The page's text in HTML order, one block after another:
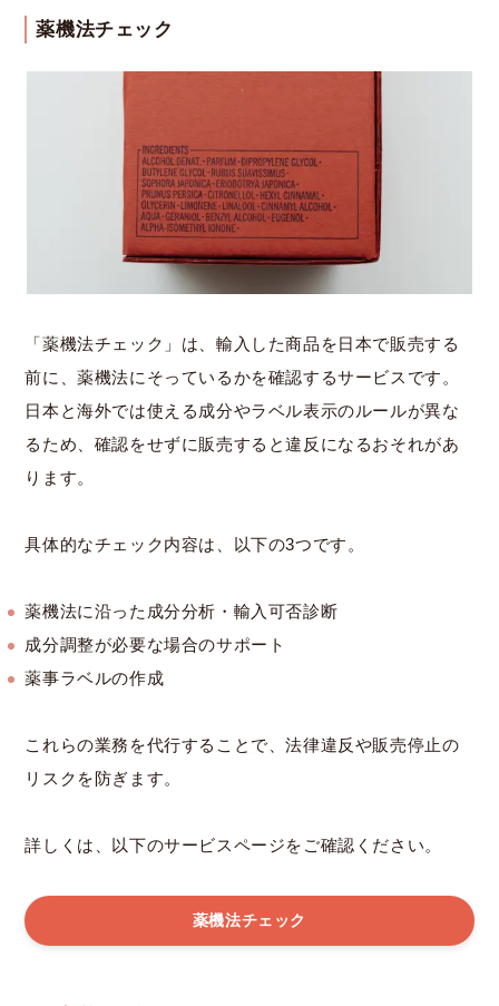
薬機法チェック
「薬機法チェック」は、輸入した商品を日本で販売する
前に、薬機法にそっているかを確認するサービスです。
日本と海外では使える成分やラベル表示のルールが異な
るため、確認をせずに販売すると違反になるおそれがあ
ります。
具体的なチェック内容は、以下の3つです。
薬機法に沿った成分分析・輸入可否診断
成分調整が必要な場合のサポート
薬事ラベルの作成
これらの業務を代行することで、法律違反や販売停止の
リスクを防ぎます。
詳しくは、以下のサービスページをご確認ください。
薬機法チェック